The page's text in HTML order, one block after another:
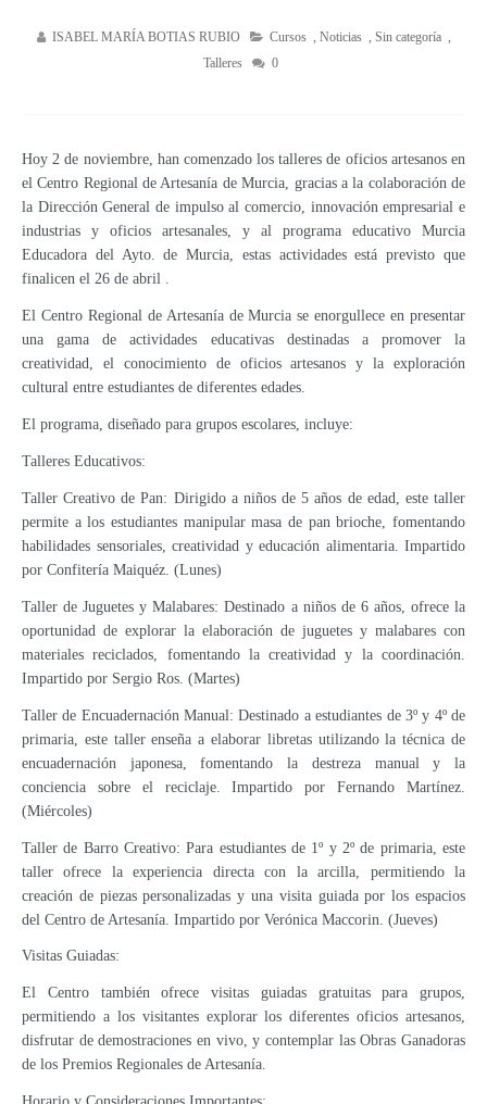
ISABEL MARÍA BOTIAS RUBIO Cursos Noticias Sin categoría
Talleres
0
Hoy 2 de noviembre, han comenzado los talleres de oficios artesanos en
el Centro Regional de Artesanía de Murcia, gracias a la colaboración de
la Dirección General de impulso al comercio, innovación empresarial e
industrias y oficios artesanales, y al programa educativo Murcia
Educadora del Ayto. de Murcia, estas actividades está previsto que
finalicen el 26 de abril .
El Centro Regional de Artesanía de Murcia se enorgullece en presentar
una gama de actividades educativas destinadas a promover la
creatividad, el conocimiento de oficios artesanos y la exploración
cultural entre estudiantes de diferentes edades.
El programa, diseñado para grupos escolares, incluye:
Talleres Educativos:
Taller Creativo de Pan: Dirigido a niños de 5 años de edad, este taller
permite a los estudiantes manipular masa de pan brioche, fomentando
habilidades sensoriales, creatividad y educación alimentaria. Impartido
por Confitería Maiquéz. (Lunes)
Taller de Juguetes y Malabares: Destinado a niños de 6 años, ofrece la
oportunidad de explorar la elaboración de juguetes y malabares con
materiales reciclados, fomentando la creatividad y la coordinación.
Impartido por Sergio Ros. (Martes)
Taller de Encuadernación Manual: Destinado a estudiantes de 3º y 4º de
primaria, este taller enseña a elaborar libretas utilizando la técnica de
encuadernación japonesa, fomentando la destreza manual y la
conciencia sobre el reciclaje. Impartido por Fernando Martínez.
(Miércoles)
Taller de Barro Creativo: Para estudiantes de 1º y 2º de primaria, este
taller ofrece la experiencia directa con la arcilla, permitiendo la
creación de piezas personalizadas y una visita guiada por los espacios
del Centro de Artesanía. Impartido por Verónica Maccorin. (Jueves)
Visitas Guiadas:
El Centro también ofrece visitas guiadas gratuitas para grupos,
permitiendo a los visitantes explorar los diferentes oficios artesanos,
disfrutar de demostraciones en vivo, y contemplar las Obras Ganadoras
de los Premios Regionales de Artesanía.